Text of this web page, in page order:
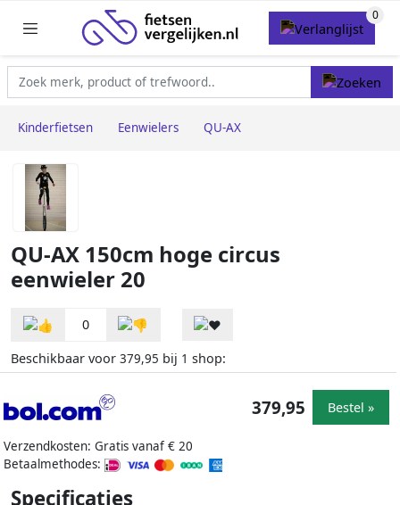
Kinderfietsen Eenwielers QU-AX
QU-AX 150cm hoge circus
eenwieler 20
0
Beschikbaar voor 379,95 bij 1 shop:
Verzendkosten: Gratis vanaf € 20
Betaalmethodes:
379,95 Bestel »
Specificaties